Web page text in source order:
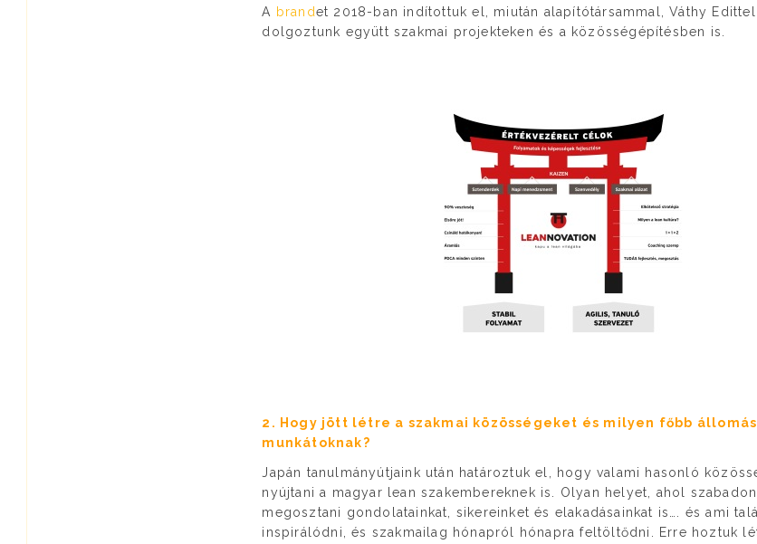
A brandet 2018-ban indítottuk el, miután alapítótársammal, Váthy
dolgoztunk együtt szakmai projekteken és a közösségépítésben is.
2. Hogy jött létre a szakmai közösségeket és milyen főbb
munkátoknak?
Japán tanulmányútjaink után határoztuk el, hogy valami hasonló
nyújtani a magyar lean szakembereknek is. Olyan helyet, ahol
megosztani gondolatainkat, sikereinket és elakadásainkat is…. és ami
inspirálódni, és szakmailag hónapról hónapra feltöltődni. Erre hoztuk